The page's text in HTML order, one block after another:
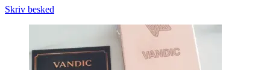
Skriv besked